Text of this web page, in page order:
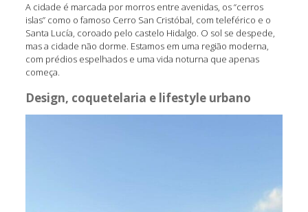
A cidade é marcada por morros entre avenidas, os “cerros
islas” como o famoso Cerro San Cristóbal, com teleférico e o
Santa Lucía, coroado pelo castelo Hidalgo. O sol se despede,
mas a cidade não dorme. Estamos em uma região moderna,
com prédios espelhados e uma vida noturna que apenas
começa.
Design, coquetelaria e lifestyle urbano